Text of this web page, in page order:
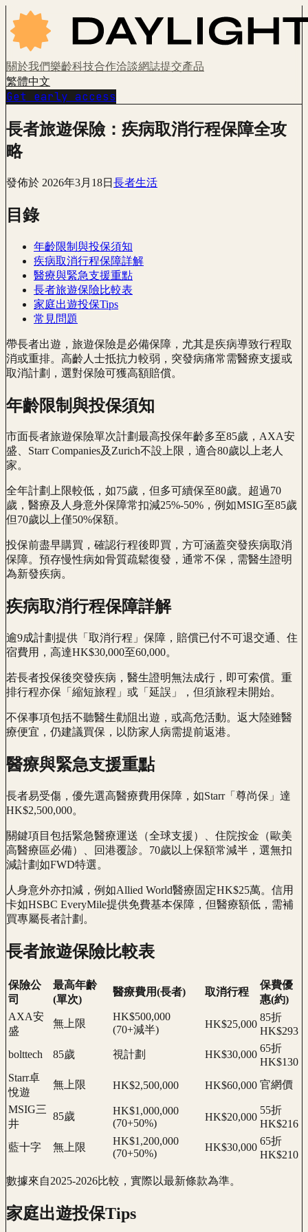
關於我們樂齡科技合作洽談網誌提交產品
繁體中文
Get early access
長者旅遊保險：疾病取消行程保障全攻
略
發佈於 2026年3月18日 長者生活
目錄
年齡限制與投保須知
疾病取消行程保障詳解
醫療與緊急支援重點
長者旅遊保險比較表
家庭出遊投保Tips
常見問題
帶長者出遊，旅遊保險是必備保障，尤其是疾病導致行程取
消或重排。高齡人士抵抗力較弱，突發病痛常需醫療支援或
取消計劃，選對保險可獲高額賠償。
年齡限制與投保須知
市面長者旅遊保險單次計劃最高投保年齡多至85歲，AXA安
盛、Starr Companies及Zurich不設上限，適合80歲以上老人
家。
全年計劃上限較低，如75歲，但多可續保至80歲。超過70
歲，醫療及人身意外保障常扣減25%-50%，例如MSIG至85歲
但70歲以上僅50%保額。
投保前盡早購買，確認行程後即買，方可涵蓋突發疾病取消
保障。預存慢性病如骨質疏鬆復發，通常不保，需醫生證明
為新發疾病。
疾病取消行程保障詳解
逾9成計劃提供「取消行程」保障，賠償已付不可退交通、住
宿費用，高達HK$30,000至60,000。
若長者投保後突發疾病，醫生證明無法成行，即可索償。重
排行程亦保「縮短旅程」或「延誤」，但須旅程未開始。
不保事項包括不聽醫生勸阻出遊，或高危活動。返大陸雖醫
療便宜，仍建議買保，以防家人病需提前返港。
醫療與緊急支援重點
長者易受傷，優先選高醫療費用保障，如Starr「尊尚保」達
HK$2,500,000。
關鍵項目包括緊急醫療運送（全球支援）、住院按金（歐美
高醫療區必備）、回港覆診。70歲以上保額常減半，選無扣
減計劃如FWD特選。
人身意外亦扣減，例如Allied World醫療固定HK$25萬。信用
卡如HSBC EveryMile提供免費基本保障，但醫療額低，需補
買專屬長者計劃。
長者旅遊保險比較表
保險公
司
最高年齡
(單次)
醫療費用(長者) 取消行程
保費優
惠(約)
AXA安
盛
無上限
HK$500,000
(70+減半)
HK$25,000
85折
HK$293
bolttech
85歲 視計劃 HK$30,000
65折
HK$130
Starr卓
悅遊
無上限 HK$2,500,000 HK$60,000 官網價
MSIG三
井
85歲
HK$1,000,000
(70+50%)
HK$20,000
55折
HK$216
藍十字
無上限
HK$1,200,000
(70+50%)
HK$30,000
65折
HK$210
數據來自2025-2026比較，實際以最新條款為準。
家庭出遊投保Tips